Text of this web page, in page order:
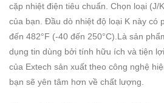
cặp nhiệt điện tiêu chuẩn. Chọn loại
của bạn. Đầu dò nhiệt độ loại K này có
đến 482°F (-40 đến 250°C).Là sản
dụng tin dùng bởi tính hữu ích và tiện
của Extech sản xuất theo công nghệ
bạn sẽ yên tâm hơn về chất lượng.